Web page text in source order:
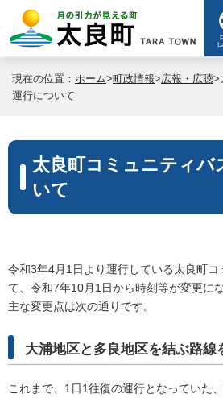
現在の位置： ホーム>町政情報>広報・広聴>
運行について
太良町コミュニティバ
いて
令和3年4月1日より運行している太良町
て、令和7年10月1日から時刻等が変更に
主な変更点は次の通りです。
大浦地区と多良地区を結ぶ路線
これまで、1日1往復の運行となっていた